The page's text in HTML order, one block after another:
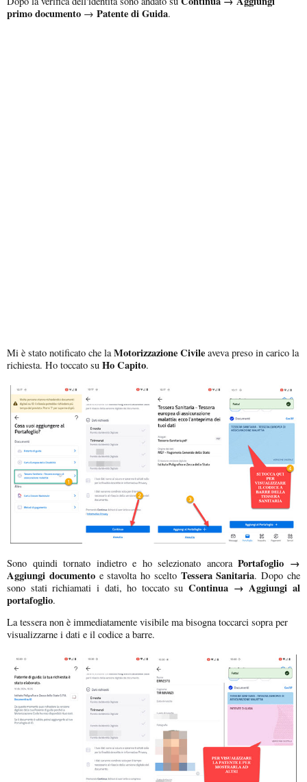
primo documento → Patente di Guida.
Mi è stato notificato che laMotorizzazione Civile aveva preso in carico la
richiesta. Ho toccato su Ho Capito.
Sono quindi tornato indietro e ho selezionato ancoraPortafoglio →
Aggiungi documentoe stavolta ho scelto Tessera Sanitaria. Dopo che
sono stati richiamati i dati, ho toccato suContinua → Aggiungi al
portafoglio.
La tessera non è immediatamente visibile ma bisogna toccarci sopra per
visualizzarne i dati e il codice a barre.